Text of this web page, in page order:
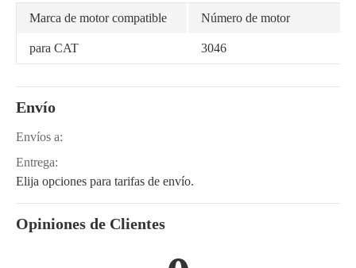
Marca de motor compatible Número de motor
para CAT 3046
Envío
Envíos a:
Entrega:
Elija opciones para tarifas de envío.
Opiniones de Clientes